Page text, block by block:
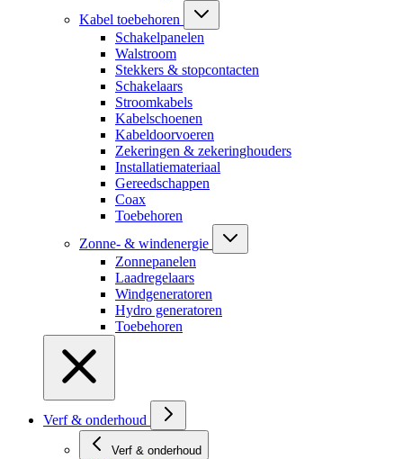
Kabel toebehoren
Schakelpanelen
Walstroom
Stekkers & stopcontacten
Schakelaars
Stroomkabels
Kabelschoenen
Kabeldoorvoeren
Zekeringen & zekeringhouders
Installatiemateriaal
Gereedschappen
Coax
Toebehoren
Zonne- & windenergie
Zonnepanelen
Laadregelaars
Windgeneratoren
Hydro generatoren
Toebehoren
Verf & onderhoud
Verf & onderhoud